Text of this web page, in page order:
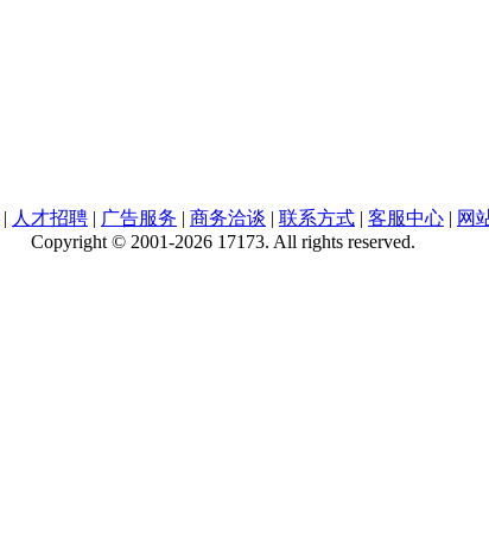
| 人才招聘 | 广告服务 | 商务洽谈 | 联系方式 | 客服中心 | 网
Copyright © 2001-2026 17173. All rights reserved.